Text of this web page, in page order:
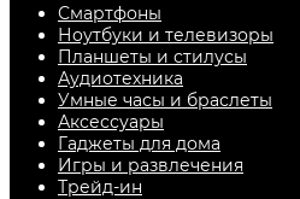
Смартфоны
Ноутбуки и телевизоры
Планшеты и стилусы
Аудиотехника
Умные часы и браслеты
Аксессуары
Гаджеты для дома
Игры и развлечения
Трейд-ин